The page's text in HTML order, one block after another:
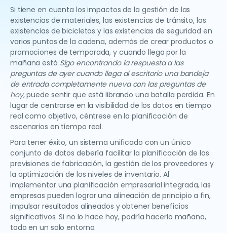
Si tiene en cuenta los impactos de la gestión de las
existencias de materiales, las existencias de tránsito, las
existencias de bicicletas y las existencias de seguridad en
varios puntos de la cadena, además de crear productos o
promociones de temporada, y cuando llega por la
mañana está Sigo encontrando la respuesta a las
preguntas de ayer cuando llega al escritorio una bandeja
de entrada completamente nueva con las preguntas de
hoy, puede sentir que está librando una batalla perdida. En
lugar de centrarse en la visibilidad de los datos en tiempo
real como objetivo, céntrese en la planificación de
escenarios en tiempo real.
Para tener éxito, un sistema unificado con un único
conjunto de datos debería facilitar la planificación de las
previsiones de fabricación, la gestión de los proveedores y
la optimización de los niveles de inventario. Al
implementar una planificación empresarial integrada, las
empresas pueden lograr una alineación de principio a fin,
impulsar resultados alineados y obtener beneficios
significativos. Si no lo hace hoy, podría hacerlo mañana,
todo en un solo entorno.